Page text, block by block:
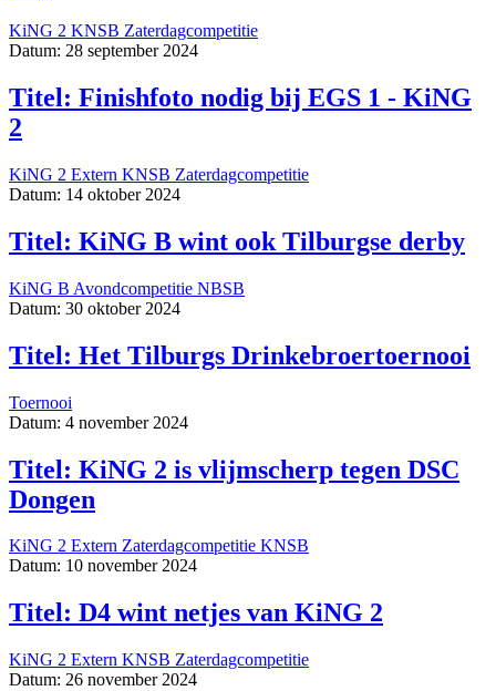
KiNG 2 KNSB Zaterdagcompetitie
Datum: 28 september 2024
Titel: Finishfoto nodig bij EGS 1 - KiNG
2
KiNG 2 Extern KNSB Zaterdagcompetitie
Datum: 14 oktober 2024
Titel: KiNG B wint ook Tilburgse derby
KiNG B Avondcompetitie NBSB
Datum: 30 oktober 2024
Titel: Het Tilburgs Drinkebroertoernooi
Toernooi
Datum: 4 november 2024
Titel: KiNG 2 is vlijmscherp tegen DSC
Dongen
KiNG 2 Extern Zaterdagcompetitie KNSB
Datum: 10 november 2024
Titel: D4 wint netjes van KiNG 2
KiNG 2 Extern KNSB Zaterdagcompetitie
Datum: 26 november 2024